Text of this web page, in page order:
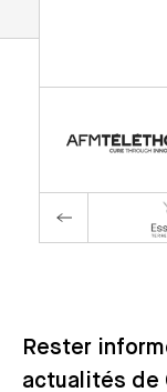
Rester
actualités de